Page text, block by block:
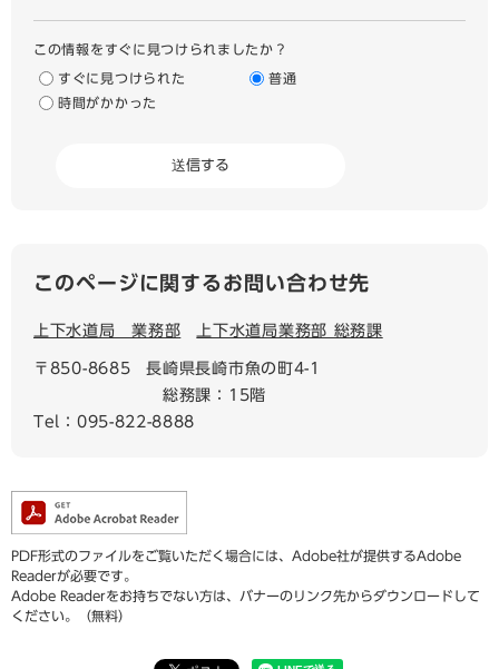
この情報をすぐに見つけられましたか？
すぐに見つけられた
普通
時間がかかった
このページに関するお問い合わせ先
上下水道局 業務部 上下水道局業務部 総務課
〒850-8685
長崎県長崎市魚の町4-1
総務課：15階
Tel：095-822-8888
PDF形式のファイルをご覧いただく場合には、Adobe社が提供するAdobe
Readerが必要です。
Adobe Readerをお持ちでない方は、バナーのリンク先からダウンロードして
ください。（無料）